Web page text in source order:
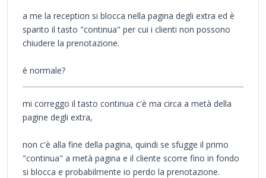
a me la reception si blocca nella pagina degli extra ed è
sparito il tasto "continua" per cui i clienti non possono
chiudere la prenotazione.
è normale?
mi correggo il tasto continua c'è ma circa a metà della
pagine degli extra,
non c'è alla fine della pagina, quindi se sfugge il primo
"continua" a metà pagina e il cliente scorre fino in fondo
si blocca e probabilmente io perdo la prenotazione.